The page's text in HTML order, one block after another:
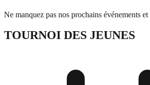
Ne manquez pas nos prochains événements
TOURNOI DES JEUNES